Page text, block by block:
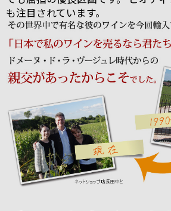
も注目されています。